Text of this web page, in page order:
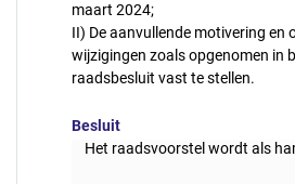
maart 2024;
II) De aanvullende motivering en
wijzigingen zoals opgenomen in
raadsbesluit vast te stellen.
Besluit
Het raadsvoorstel wordt als